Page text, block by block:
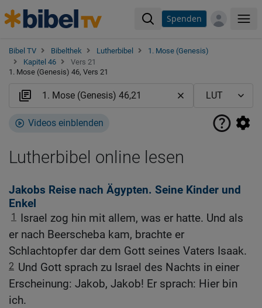
Spenden
Bibel TV Bibelthek Lutherbibel
1. Mose (Genesis)
Kapitel 46
Vers 21
1. Mose (Genesis) 46, Vers 21
Videos einblenden
Lutherbibel online lesen
Jakobs Reise nach Ägypten. Seine Kinder und
Enkel
1
Israel zog hin mit allem, was er hatte. Und als
er nach Beerscheba kam, brachte er
Schlachtopfer dar dem Gott seines Vaters Isaak.
2 Und Gott sprach zu Israel des Nachts in einer
Erscheinung: Jakob, Jakob! Er sprach: Hier bin
ich.